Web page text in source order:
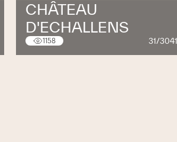
CHÂTEAU
D'ECHALLENS
1158 31/3041